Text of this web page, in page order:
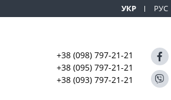
УКР РУС
+38 (098) 797-21-21
+38 (095) 797-21-21
+38 (093) 797-21-21